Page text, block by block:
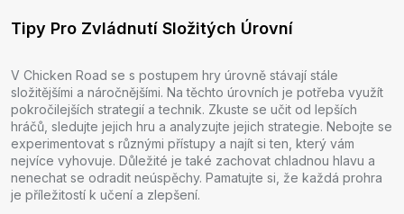
Tipy Pro Zvládnutí Složitých Úrovní
V Chicken Road se s postupem hry úrovně stávají stále
složitějšími a náročnějšími. Na těchto úrovních je potřeba využít
pokročilejších strategií a technik. Zkuste se učit od lepších
hráčů, sledujte jejich hru a analyzujte jejich strategie. Nebojte se
experimentovat s různými přístupy a najít si ten, který vám
nejvíce vyhovuje. Důležité je také zachovat chladnou hlavu a
nenechat se odradit neúspěchy. Pamatujte si, že každá prohra
je příležitostí k učení a zlepšení.